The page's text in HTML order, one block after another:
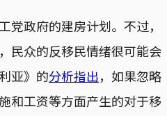
党政府的建房计划。不过，
民众的反移民情绪很可能会
亚》的分析指出，如果忽略
和工资等方面产生的对于移